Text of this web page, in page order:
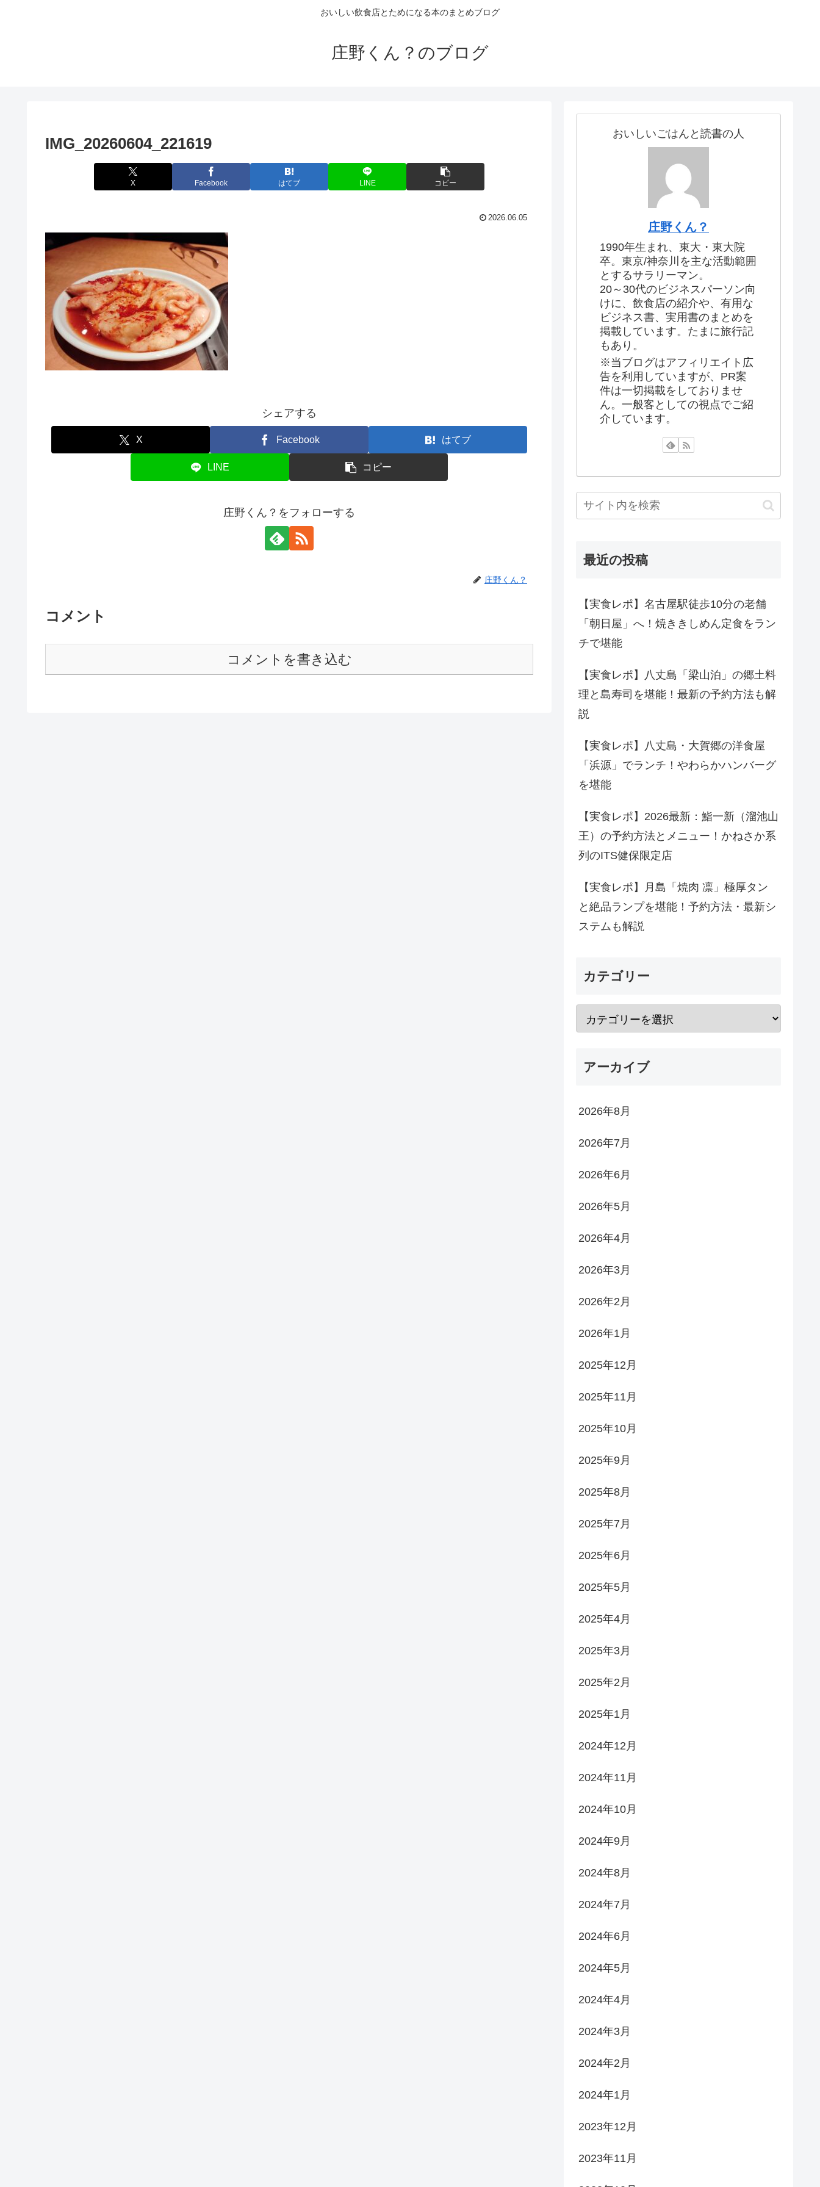
おいしい飲食店とためになる本のまとめブログ
庄野くん？のブログ
IMG_20260604_221619
X Facebook はてブ LINE コピー
2026.06.05
シェアする
X Facebook はてブ
LINE コピー
庄野くん？をフォローする
庄野くん？
コメント
コメントを書き込む
おいしいごはんと読書の人
庄野くん？
1990年生まれ、東大・東大院
卒。東京/神奈川を主な活動範囲
とするサラリーマン。
20～30代のビジネスパーソン向
けに、飲食店の紹介や、有用な
ビジネス書、実用書のまとめを
掲載しています。たまに旅行記
もあり。
※当ブログはアフィリエイト広
告を利用していますが、PR案
件は一切掲載をしておりませ
ん。一般客としての視点でご紹
介しています。
最近の投稿
【実食レポ】名古屋駅徒歩10分の老舗
「朝日屋」へ！焼ききしめん定食をラン
チで堪能
【実食レポ】八丈島「梁山泊」の郷土料
理と島寿司を堪能！最新の予約方法も解
説
【実食レポ】八丈島・大賀郷の洋食屋
「浜源」でランチ！やわらかハンバーグ
を堪能
【実食レポ】2026最新：鮨一新（溜池山
王）の予約方法とメニュー！かねさか系
列のITS健保限定店
【実食レポ】月島「焼肉 凛」極厚タン
と絶品ランプを堪能！予約方法・最新シ
ステムも解説
カテゴリー
アーカイブ
2026年8月
2026年7月
2026年6月
2026年5月
2026年4月
2026年3月
2026年2月
2026年1月
2025年12月
2025年11月
2025年10月
2025年9月
2025年8月
2025年7月
2025年6月
2025年5月
2025年4月
2025年3月
2025年2月
2025年1月
2024年12月
2024年11月
2024年10月
2024年9月
2024年8月
2024年7月
2024年6月
2024年5月
2024年4月
2024年3月
2024年2月
2024年1月
2023年12月
2023年11月